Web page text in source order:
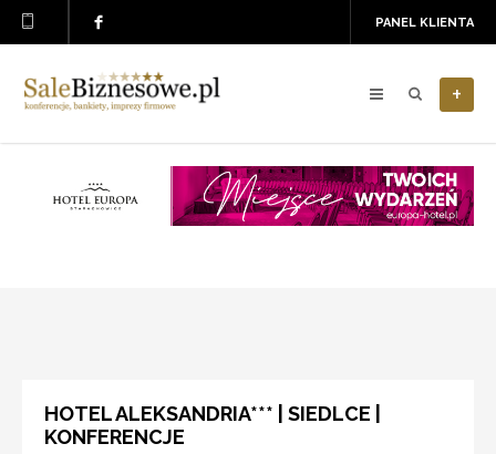
PANEL KLIENTA
+
HOTEL ALEKSANDRIA*** | SIEDLCE |
KONFERENCJE